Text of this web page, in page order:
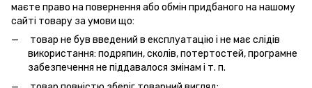
маєте право на повернення або обмін придбаного на нашому
сайті товару за умови що:
товар не був введений в експлуатацію і не має слідів
використання: подряпин, сколів, потертостей, програмне
забезпечення не піддавалося змінам і т. п.